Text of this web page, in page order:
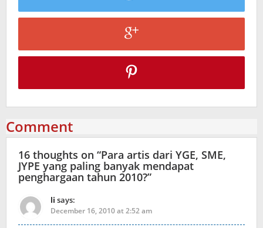
Comment
16 thoughts on “Para artis dari YGE, SME,
JYPE yang paling banyak mendapat
penghargaan tahun 2010?”
li says:
December 16, 2010 at 2:52 am